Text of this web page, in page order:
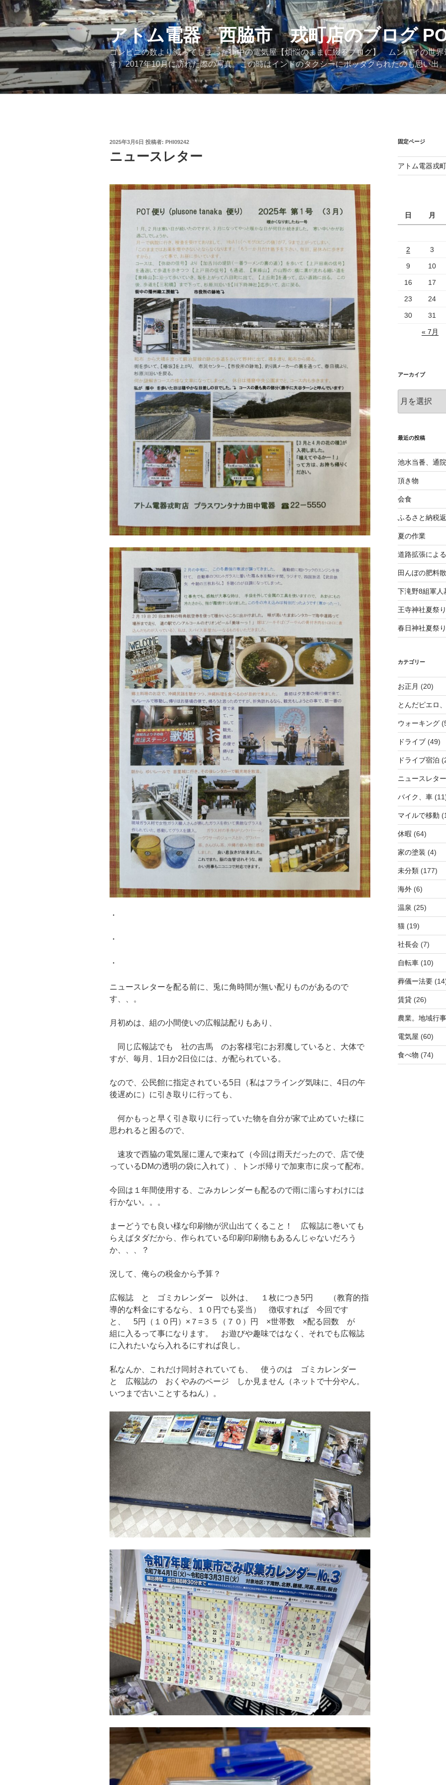
コ
ン
テ
ン
ツ
へ
ス
キ
アトム電器 西脇市 戎町店のブログ
コンビニの数より減ってしまった街中の電気屋【煩悩のままに綴るブログ】 ムンバイの世
す）2017年10月に訪れた際の写真。この時はインドのタクシーにボッタクられたのも思い出
投
2025年3月6日 投稿者: PHI09242
ニュースレター
・
・
・
ニュースレターを配る前に、兎に角時間が無い配りものがあるので
す、、。
月初めは、組の小間使いの広報誌配りもあり、
同じ広報誌でも 社の吉馬 のお客様宅にお邪魔していると、大体で
すが、毎月、1日か2日位には、が配られている。
なので、公民館に指定されている5日（私はフライング気味に、4日の午
後遅めに）に引き取りに行っても、
何かもっと早く引き取りに行っていた物を自分が家で止めていた様に
思われると困るので、
速攻で西脇の電気屋に運んで束ねて（今回は雨天だったので、店で使
っているDMの透明の袋に入れて）、トンボ帰りで加東市に戻って配布。
今回は１年間使用する、ごみカレンダーも配るので雨に濡らすわけには
行かない。。。
まーどうでも良い様な印刷物が沢山出てくること！ 広報誌に巻いても
らえばタダだから、作られている印刷印刷物もあるんじゃないだろう
か、、、？
況して、俺らの税金から予算？
広報誌 と ゴミカレンダー 以外は、 １枚につき5円 （教育的指
導的な料金にするなら、１０円でも妥当） 徴収すれば 今回です
と、 5円（１０円）×７=３５（７０）円 ×世帯数 ×配る回数 が
組に入るって事になります。 お遊びや趣味ではなく、それでも広報誌
に入れたいなら入れるにすれば良し。
私なんか、これだけ同封されていても、 使うのは ゴミカレンダー
と 広報誌の おくやみのページ しか見ません（ネットで十分やん。
いつまで古いことするねん）。
固定ページ
アトム電器戎
日
月
2 3
9 10
16 17
23 24
30 31
« 7月
アーカイブ
ー
ブ
最近の投稿
池水当番、通院
頂き物
会食
ふるさと納税返
夏の作業
道路拡張によ
田んぼの肥料
下滝野8組軍人
王寺神社夏祭
春日神社夏祭り
カテゴリー
お正月 (20)
とんだピエロ
ウォーキング
ドライブ(49)
ドライブ宿泊
ニュースレター
バイク、車
マイルで移動
休暇 (64)
家の塗装 (4)
未分類(177)
海外(6)
温泉 (25)
猫(19)
社長会(7)
自転車(10)
葬儀ー法要
賃貸(26)
農業。地域行事
電気屋 (60)
食べ物 (74)